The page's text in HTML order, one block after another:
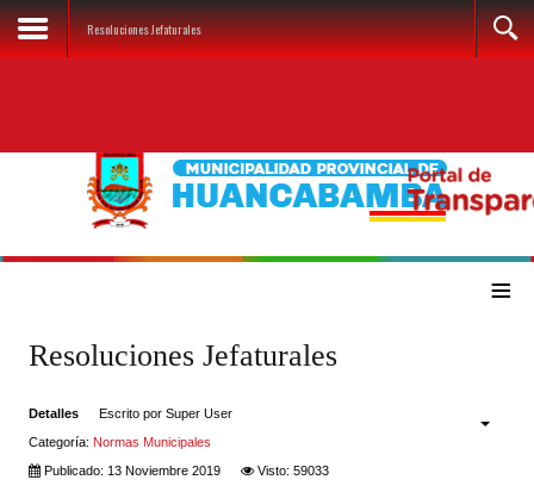
Resoluciones Jefaturales
≡
Resoluciones Jefaturales
Detalles Escrito porSuper User
Categoría: Normas Municipales
Publicado: 13 Noviembre 2019
Visto: 59033